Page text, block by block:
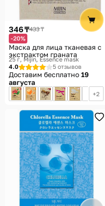
346 ₸433 ₸
-20%
Маска для лица тканевая с
экстрактом граната
25 г Mijin, Essence mask
4.0
5 отзывов
Доставим бесплатно 19
августа
2